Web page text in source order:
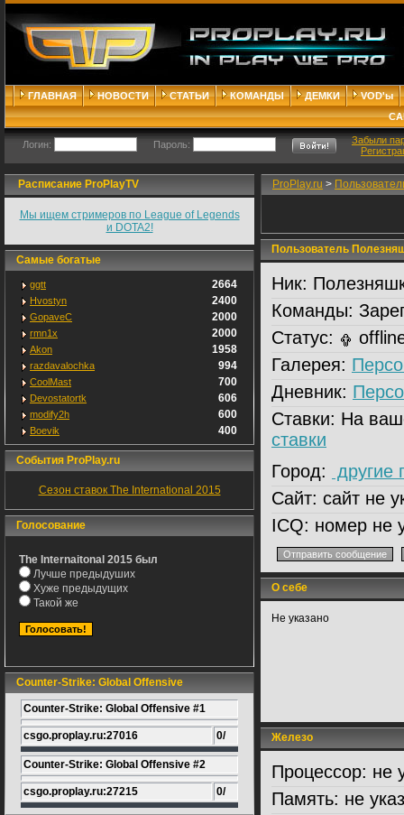
ГЛАВНАЯ НОВОСТИ СТАТЬИ КОМАНДЫ ДЕМКИ
VOD'ы
Логин: Пароль:
Забыли
Расписание ProPlayTV
Мы ищем стримеров по League of Legends
и DOTA2!
Самые богатые
ggtt 2664
Hvostyn 2400
GopaveC 2000
rmn1x 2000
Akon 1958
razdavalochka 994
CoolMast 700
Devostatortk 606
modify2h 600
Boevik 400
События ProPlay.ru
Сезон ставок The International 2015
Голосование
The Internaitonal 2015 был
Лучше предыдуших
Хуже предыдущих
Такой же
Counter-Strike: Global Offensive
Counter-Strike: Global Offensive #1
csgo.proplay.ru:27016 0/
Counter-Strike: Global Offensive #2
csgo.proplay.ru:27215 0/
ProPlay.ru >
Пользователь
Ник:
Команды:
Статус:
Галерея:
Дневник:
Ставки: На
ставки
Город:
другие
Сайт: сайт не
ICQ: номер не
О себе
Не указано
Железо
Процессор: не
Память: не